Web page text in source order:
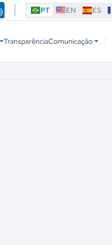
PT EN ES
TransparênciaComunicação